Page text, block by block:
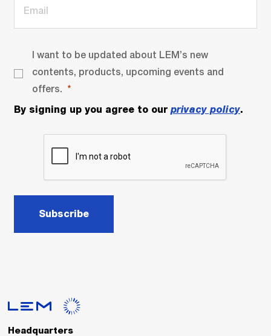
I want to be updated about LEM’s new
contents, products, upcoming events and
offers.
By signing up you agree to our privacy policy.
Subscribe
Headquarters